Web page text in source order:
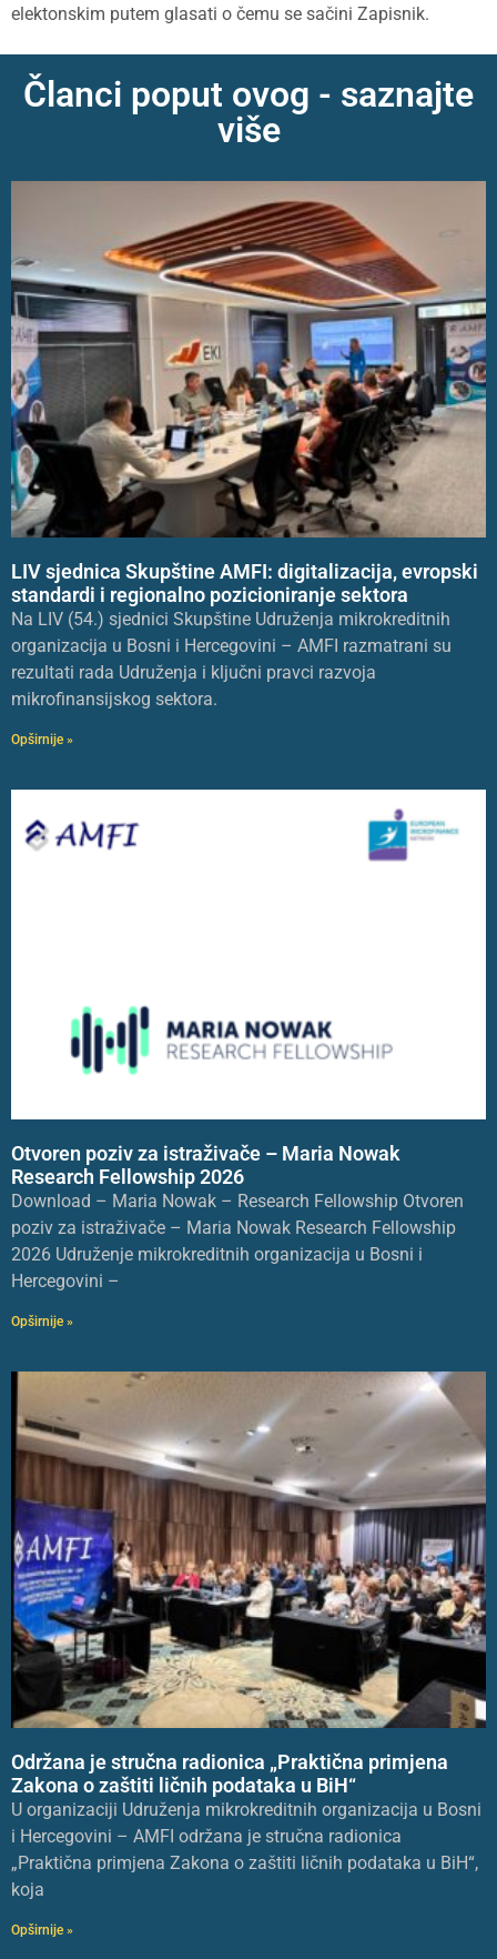
elektonskim putem glasati o čemu se sačini Zapisnik.
Članci poput ovog - saznajte
više
LIV sjednica Skupštine AMFI: digitalizacija, evropski
standardi i regionalno pozicioniranje sektora
Na LIV (54.) sjednici Skupštine Udruženja mikrokreditnih
organizacija u Bosni i Hercegovini – AMFI razmatrani su
rezultati rada Udruženja i ključni pravci razvoja
mikrofinansijskog sektora.
Opširnije »
Otvoren poziv za istraživače – Maria Nowak
Research Fellowship 2026
Download – Maria Nowak – Research Fellowship Otvoren
poziv za istraživače – Maria Nowak Research Fellowship
2026 Udruženje mikrokreditnih organizacija u Bosni i
Hercegovini –
Opširnije »
Održana je stručna radionica „Praktična primjena
Zakona o zaštiti ličnih podataka u BiH“
U organizaciji Udruženja mikrokreditnih organizacija u Bosni
i Hercegovini – AMFI održana je stručna radionica
„Praktična primjena Zakona o zaštiti ličnih podataka u BiH“,
koja
Opširnije »